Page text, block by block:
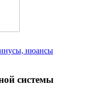
нюансы
системы